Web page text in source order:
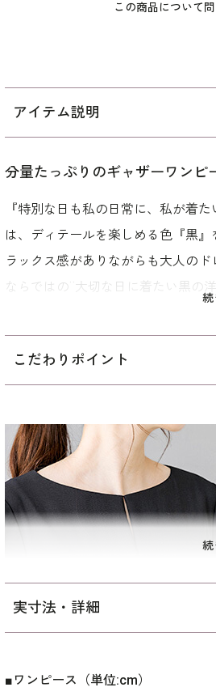
トテントラインドレ
31,900 29,700
24,200 27,500
この商品について
アイテム説明
続
分量たっぷりのギャザーワンピ
『特別な日も私の日常に、私が着
は、ディテールを楽しめる色『黒
ラックス感がありながらも大人の
ならではの¨大切な日に着たい黒の洋
結婚式、各種パーティー、七五三
のフォーマルシーンから、友人と
しても使用できるマルチオケージョ
利な黒のワンピースです。30～40
の方向けの「標準」パターンを使
こだわりポイント
続
実寸法・詳細
■ワンピース（単位:cm）